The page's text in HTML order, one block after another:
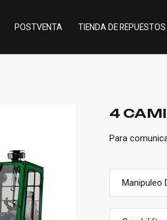
POSTVENTA TIENDA DE REPUESTOS
4
Para